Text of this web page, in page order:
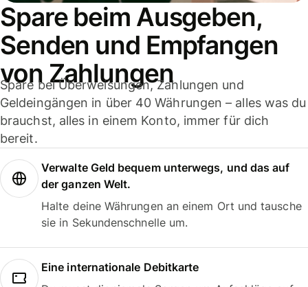
Spare beim Ausgeben,
Senden und Empfangen
von Zahlungen
Spare bei Überweisungen, Zahlungen und
Geldeingängen in über 40 Währungen – alles was du
brauchst, alles in einem Konto, immer für dich
bereit.
Verwalte Geld bequem unterwegs, und das auf
der ganzen Welt.
Halte deine Währungen an einem Ort und tausche
sie in Sekundenschnelle um.
Eine internationale Debitkarte